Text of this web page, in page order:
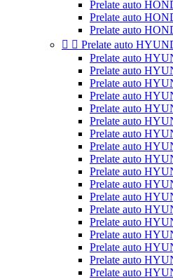
Prelate auto
Prelate auto
Prelate auto
  Prelate auto
Prelate auto
Prelate auto
Prelate auto
Prelate auto
Prelate auto
Prelate auto
Prelate auto
Prelate auto
Prelate auto
Prelate auto
Prelate auto
Prelate auto
Prelate auto
Prelate auto
Prelate auto
Prelate auto
Prelate auto
Prelate auto